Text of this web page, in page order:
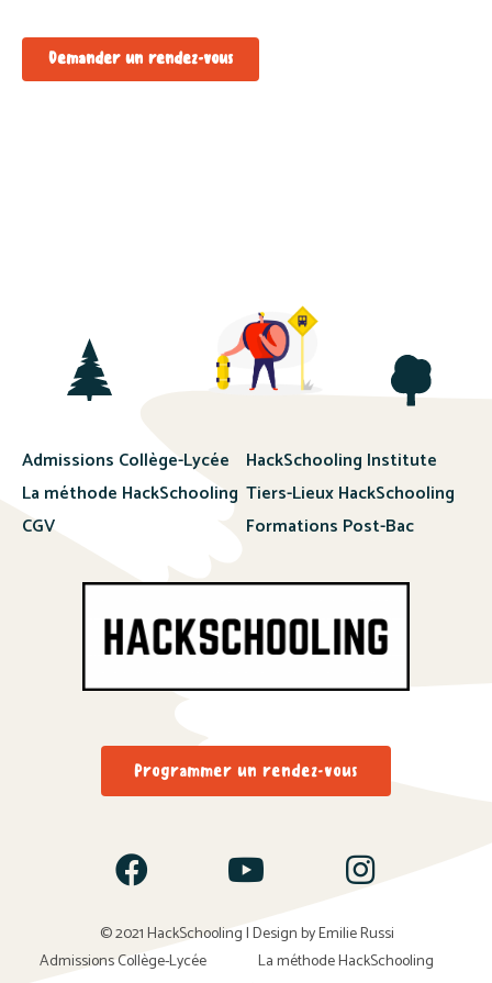
Demander un rendez-vous
Admissions Collège-Lycée
La méthode HackSchooling
CGV
HackSchooling Institute
Tiers-Lieux HackSchooling
Formations Post-Bac
Programmer un rendez-vous
© 2021 HackSchooling | Design by Emilie Russi
Admissions Collège-Lycée
La méthode HackSchooling